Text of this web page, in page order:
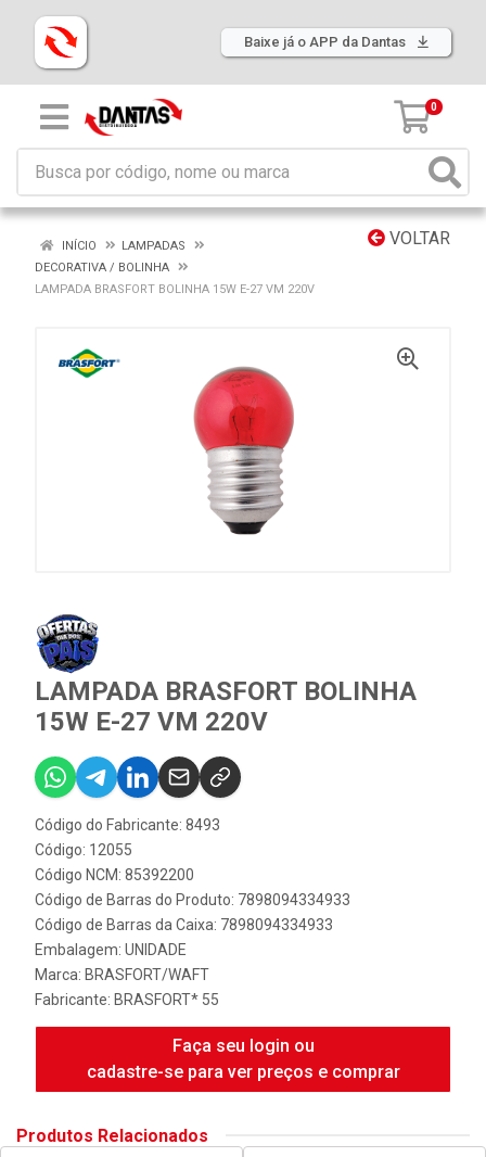
Baixe já o APP da Dantas
0
VOLTAR
INÍCIO
LAMPADAS
DECORATIVA / BOLINHA
LAMPADA BRASFORT BOLINHA 15W E-27 VM 220V
LAMPADA BRASFORT BOLINHA
15W E-27 VM 220V
Código do Fabricante: 8493
Código: 12055
Código NCM: 85392200
Código de Barras do Produto: 7898094334933
Código de Barras da Caixa: 7898094334933
Embalagem: UNIDADE
Marca: BRASFORT/WAFT
Fabricante: BRASFORT* 55
Faça seu login ou
cadastre-se para ver preços e comprar
Produtos Relacionados